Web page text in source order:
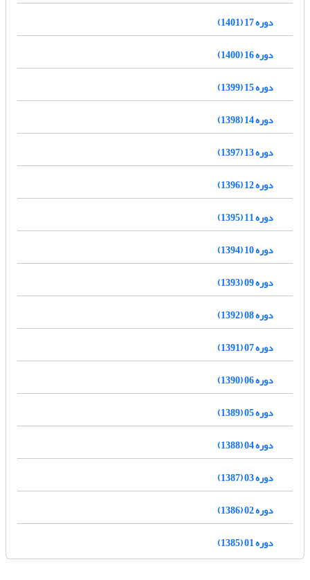
دوره 17 (1401)
دوره 16 (1400)
دوره 15 (1399)
دوره 14 (1398)
دوره 13 (1397)
دوره 12 (1396)
دوره 11 (1395)
دوره 10 (1394)
دوره 09 (1393)
دوره 08 (1392)
دوره 07 (1391)
دوره 06 (1390)
دوره 05 (1389)
دوره 04 (1388)
دوره 03 (1387)
دوره 02 (1386)
دوره 01 (1385)